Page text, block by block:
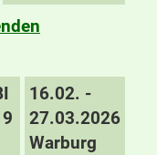
16.02. -
27.03.2026
Warburg